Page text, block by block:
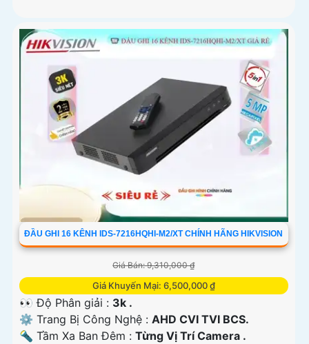
ĐẦU GHI 16 KÊNH IDS-7216HQHI-M2/XT CHÍNH HÃNG HIKVISION
Giá Bán: 9,310,000 ₫
Giá Khuyến Mại: 6,500,000 ₫
👀 Độ Phân giải : 3k .
⚙ Trang Bị Công Nghệ : AHD CVI TVI BCS.
🔦 Tầm Xa Ban Đêm : Từng Vị Trí Camera .